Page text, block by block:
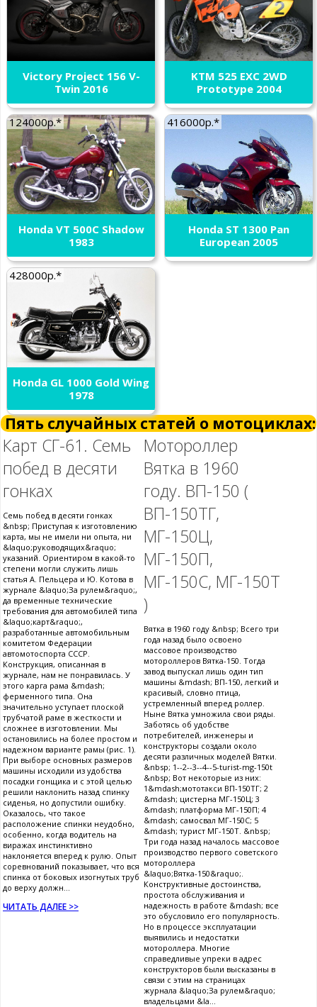
Victory Project 156 V-
Twin 2016
KTM 525 EXC 2WD
Prototype 2004
124000р.*
Honda VT 500C Shadow
1983
416000р.*
Honda ST 1300 Pan
European 2005
428000р.*
Honda GL 1000 Gold Wing
1978
Пять случайных статей о мотоциклах:
Карт СГ-61. Семь
побед в десяти
гонках
Семь побед в десяти гонках
&nbsp; Приступая к изготовлению
карта, мы не имели ни опыта, ни
&laquo;руководящих&raquo;
указаний. Ориентиром в какой-то
степени могли служить лишь
статья А. Пельцера и Ю. Котова в
журнале &laquo;За рулем&raquo;,
да временные технические
требования для автомобилей типа
&laquo;карт&raquo;,
разработанные автомобильным
комитетом Федерации
автомотоспорта СССР.
Конструкция, описанная в
журнале, нам не понравилась. У
этого карга рама &mdash;
ферменного типа. Она
значительно уступает плоской
трубчатой раме в жесткости и
сложнее в изготовлении. Мы
остановились на более простом и
надежном варианте рамы (рис. 1).
При выборе основных размеров
машины исходили из удобства
посадки гонщика и с этой целью
решили наклонить назад спинку
сиденья, но допустили ошибку.
Оказалось, что такое
расположение спинки неудобно,
особенно, когда водитель на
виражах инстинктивно
наклоняется вперед к рулю. Опыт
соревнований показывает, что вся
спинка от боковых изогнутых труб
до верху должн...
ЧИТАТЬ ДАЛЕЕ >>
Мотороллер
Вятка в 1960
году. ВП-150 (
ВП-150ТГ,
МГ-150Ц,
МГ-150П,
МГ-150С, МГ-150Т
)
Вятка в 1960 году &nbsp; Всего три
года назад было освоено
массовое производство
мотороллеров Вятка-150. Тогда
завод выпускал лишь один тип
машины &mdash; ВП-150, легкий и
красивый, словно птица,
устремленный вперед роллер.
Ныне Вятка умножила свои ряды.
Заботясь об удобстве
потребителей, инженеры и
конструкторы создали около
десяти различных моделей Вятки.
&nbsp; 1--2--3--4--5-turist-mg-150t
&nbsp; Вот некоторые из них:
1&mdash;мототакси ВП-150ТГ; 2
&mdash; цистерна МГ-150Ц; 3
&mdash; платформа МГ-150П; 4
&mdash; самосвал МГ-150С; 5
&mdash; турист МГ-150Т. &nbsp;
Три года назад началось массовое
производство первого советского
мотороллера
&laquo;Вятка-150&raquo;.
Конструктивные достоинства,
простота обслуживания и
надежность в работе &mdash; все
это обусловило его популярность.
Но в процессе эксплуатации
выявились и недостатки
мотороллера. Многие
справедливые упреки в адрес
конструкторов были высказаны в
связи с этим на страницах
журнала &laquo;За рулем&raquo;
владельцами &la...